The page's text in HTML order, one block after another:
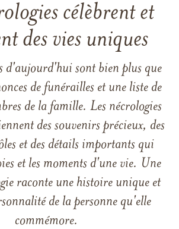
célèbrent et
des vies uniques
d'aujourd'hui sont bien plus que
de funérailles et une liste de
de la famille. Les nécrologies
des souvenirs précieux, des
et des détails importants qui
et les moments d'une vie. Une
raconte une histoire unique et
de la personne qu'elle
commémore.